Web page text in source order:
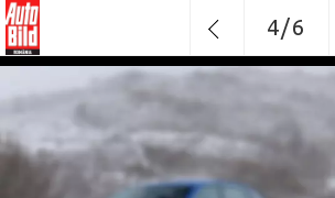
4/6